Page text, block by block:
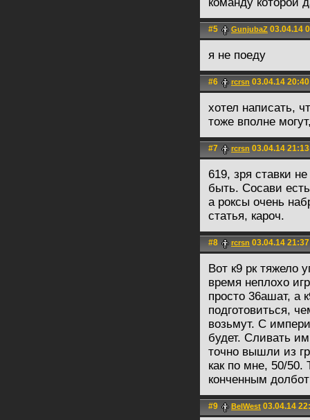
#5 GunjubaZ 03.04.14
я не поеду
#6 rcrsn 03.04.14 20:40
хотел написать,
тоже вполне
#7 rcrsn 03.04.14 21:13
619, зря ставки
быть. Сосави
а роксы очень
статья, кароч.
#8 rcrsn 03.04.14 21:37
Вот к9 рк тяжело
время неплохо
просто 36ашат, а
подготовиться,
возьмут. С
будет. Сливать
точно вышли из
как по мне, 50/50.
конченным
#9 BelWest 03.04.14